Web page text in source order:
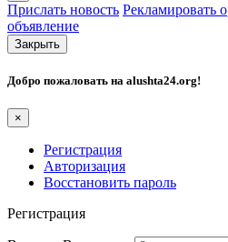
Прислать новость Рекламировать
объявление
Закрыть
Добро пожаловать на alushta24.org!
×
Регистрация
Авторизация
Восстановить пароль
Регистрация